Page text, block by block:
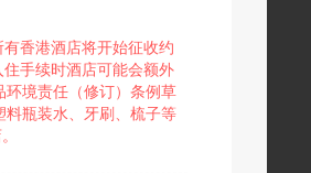
香港酒店将开始征收约
手续时酒店可能会额外
境责任（修订）条例草
瓶装水、牙刷、梳子等